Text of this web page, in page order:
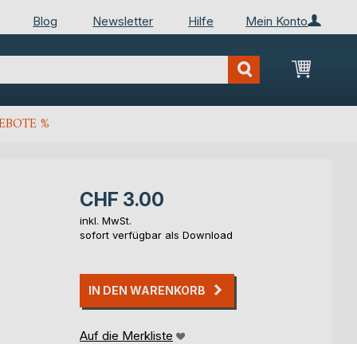
Mein Konto
Blog Newsletter Hilfe
Mein
%
CHF 3.00
inkl. MwSt.
sofort verfügbar als Download
IN DEN WARENKORB
Auf die Merkliste